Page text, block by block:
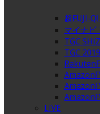
超FUJI-
マイナビ
TGC
TGC
LIVE